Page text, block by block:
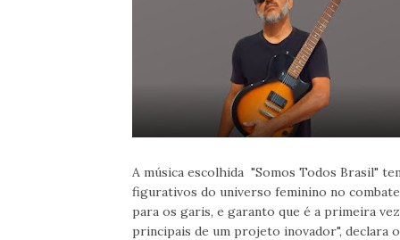
A música escolhida "Somos Todos Brasil"
figurativos do universo feminino no
para os garis, e garanto que é a primeira
principais de um projeto inovador", declara